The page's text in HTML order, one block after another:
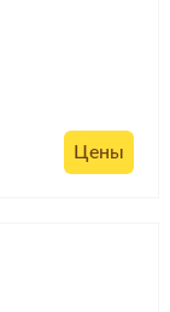
Цены